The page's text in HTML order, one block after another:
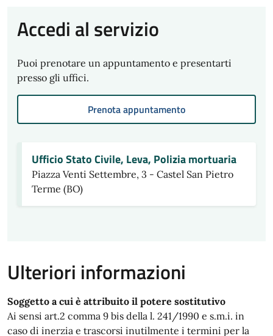
Accedi al servizio
Puoi prenotare un appuntamento e presentarti
presso gli uffici.
Prenota appuntamento
Ufficio Stato Civile, Leva, Polizia mortuaria
Piazza Venti Settembre, 3 - Castel San Pietro
Terme (BO)
Ulteriori informazioni
Soggetto a cui è attribuito il potere sostitutivo
Ai sensi art.2 comma 9 bis della l. 241/1990 e s.m.i. in
caso di inerzia e trascorsi inutilmente i termini per la